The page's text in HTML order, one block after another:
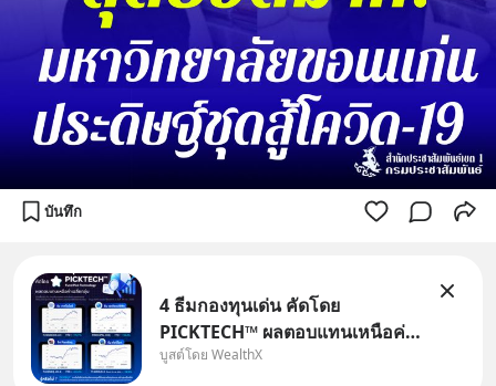
บันทึก
4 ธีมกองทุนเด่น คัดโดย
PICKTECH™ ผลตอบแทนเหนือค่า
เฉลี่ยกลุ่ม ถ้าอยากค้นหากองทุนที่
บูสต์โดย WealthX